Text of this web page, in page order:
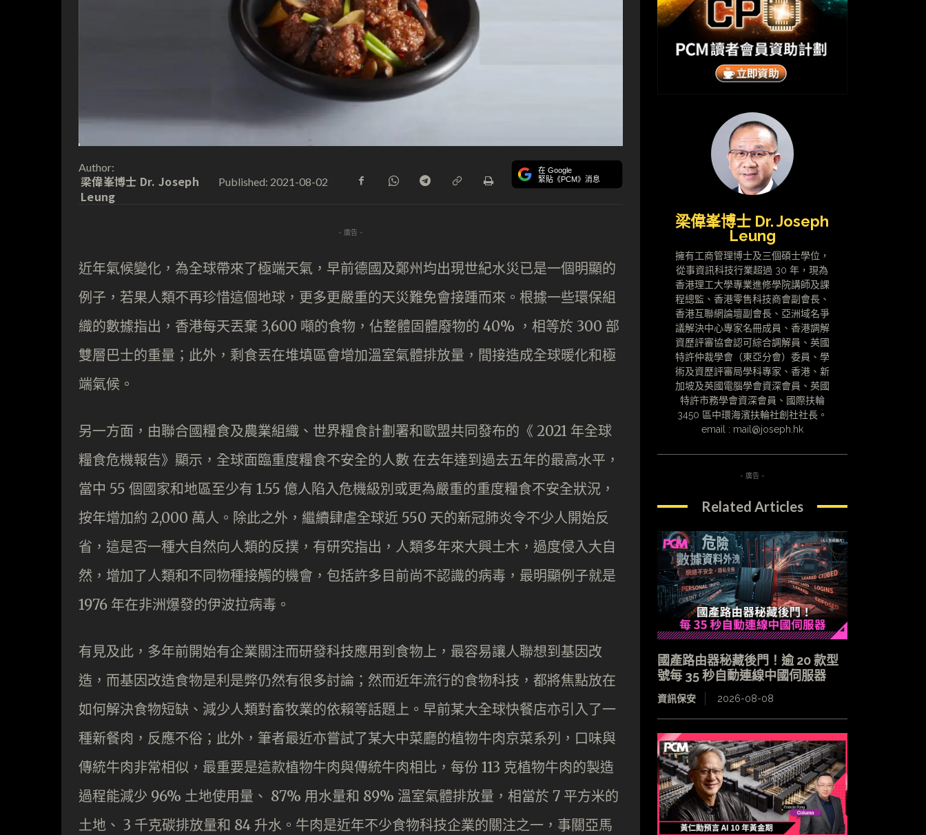
Author:
梁偉峯博士 Dr. Joseph
Leung
Published: 2021-08-02
在 Google
緊貼《PCM》消息
- 廣告 -
近年氣候變化，為全球帶來了極端天氣，早前德國及鄭州均出現世紀水災已是一個明顯的
例子，若果人類不再珍惜這個地球，更多更嚴重的天災難免會接踵而來。根據一些環保組
織的數據指出，香港每天丟棄 3,600 噸的食物，佔整體固體廢物的 40% ，相等於 300 部
雙層巴士的重量；此外，剩食丟在堆填區會增加溫室氣體排放量，間接造成全球暖化和極
端氣候。
另一方面，由聯合國糧食及農業組織、世界糧食計劃署和歐盟共同發布的《 2021 年全球
糧食危機報告》顯示，全球面臨重度糧食不安全的人數 在去年達到過去五年的最高水平，
當中 55 個國家和地區至少有 1.55 億人陷入危機級別或更為嚴重的重度糧食不安全狀況，
按年增加約 2,000 萬人。除此之外，繼續肆虐全球近 550 天的新冠肺炎令不少人開始反
省，這是否一種大自然向人類的反撲，有研究指出，人類多年來大興土木，過度侵入大自
然，增加了人類和不同物種接觸的機會，包括許多目前尚不認識的病毒，最明顯例子就是
1976 年在非洲爆發的伊波拉病毒。
有見及此，多年前開始有企業關注而研發科技應用到食物上，最容易讓人聯想到基因改
造，而基因改造食物是利是弊仍然有很多討論；然而近年流行的食物科技，都將焦點放在
如何解決食物短缺、減少人類對畜牧業的依賴等話題上。早前某大全球快餐店亦引入了一
種新餐肉，反應不俗；此外，筆者最近亦嘗試了某大中菜廳的植物牛肉京菜系列，口味與
傳統牛肉非常相似，最重要是這款植物牛肉與傳統牛肉相比，每份 113 克植物牛肉的製造
過程能減少 96% 土地使用量、 87% 用水量和 89% 溫室氣體排放量，相當於 7 平方米的
土地、 3 千克碳排放量和 84 升水。牛肉是近年不少食物科技企業的關注之一，事關亞馬
梁偉峯博士 Dr. Joseph
Leung
擁有工商管理博士及三個碩士學位，
從事資訊科技行業超過 30 年，現為
香港理工大學專業進修學院講師及課
程總監、香港零售科技商會副會長、
香港互聯網論壇副會長、亞洲域名爭
議解決中心專家名冊成員、香港調解
資歷評審協會認可綜合調解員、英國
特許仲裁學會（東亞分會）委員、學
術及資歷評審局學科專家、香港、新
加坡及英國電腦學會資深會員、英國
特許市務學會資深會員、國際扶輪
3450 區中環海濱扶輪社創社社長。
email : mail@joseph.hk
- 廣告 -
Related Articles
國產路由器秘藏後門！逾 20 款型
號每 35 秒自動連線中國伺服器
資訊保安 2026-08-08